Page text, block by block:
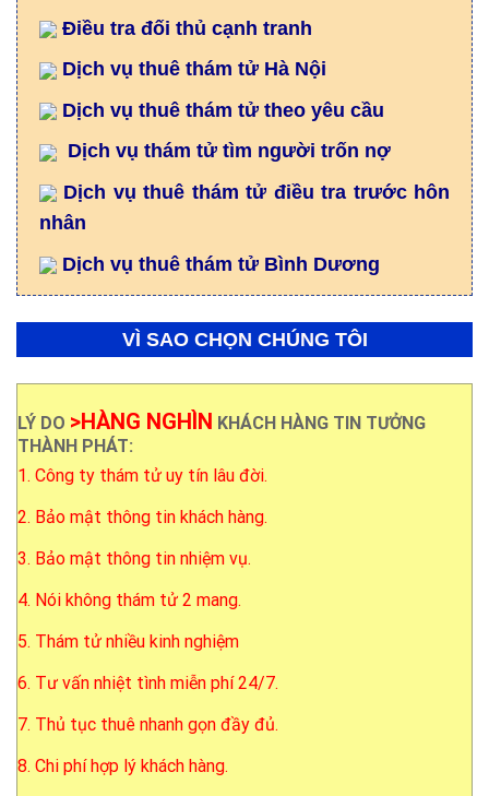
Điều tra đối thủ cạnh tranh
Dịch vụ thuê thám tử Hà Nội
Dịch vụ thuê thám tử theo yêu cầu
Dịch vụ thám tử tìm người trốn nợ
Dịch vụ thuê thám tử điều tra trước hôn
nhân
Dịch vụ thuê thám tử Bình Dương
VÌ SAO CHỌN CHÚNG TÔI
LÝ DO >HÀNG NGHÌN KHÁCH HÀNG TIN TƯỞNG
THÀNH PHÁT:
1. Công ty thám tử uy tín lâu đời.
2. Bảo mật thông tin khách hàng.
3. Bảo mật thông tin nhiệm vụ.
4. Nói không thám tử 2 mang.
5. Thám tử nhiều kinh nghiệm
6. Tư vấn nhiệt tình miễn phí 24/7.
7. Thủ tục thuê nhanh gọn đầy đủ.
8. Chi phí hợp lý khách hàng.